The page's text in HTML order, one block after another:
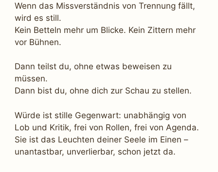
Wenn das Missverständnis von Trennung fällt,
wird es still.
Kein Betteln mehr um Blicke. Kein Zittern mehr
vor Bühnen.
Dann teilst du, ohne etwas beweisen zu
müssen.
Dann bist du, ohne dich zur Schau zu stellen.
Würde ist stille Gegenwart: unabhängig von
Lob und Kritik, frei von Rollen, frei von Agenda.
Sie ist das Leuchten deiner Seele im Einen –
unantastbar, unverlierbar, schon jetzt da.